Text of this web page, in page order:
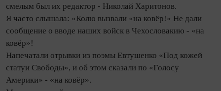
смелым был их редактор - Николай Харитонов.
Я часто слышала: «Колю вызвали «на ковёр!» Не дали
сообщение о вводе наших войск в Чехословакию - «на
ковёр»!
Напечатали отрывки из поэмы Евтушенко «Под кожей
статуи Свободы», и об этом сказали по «Голосу
Америки» - «на ковёр».